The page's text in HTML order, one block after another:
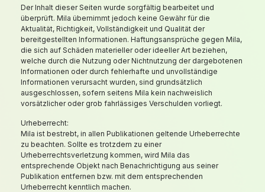
Der Inhalt dieser Seiten wurde sorgfältig bearbeitet und
überprüft. Mila übernimmt jedoch keine Gewähr für die
Aktualität, Richtigkeit, Vollständigkeit und Qualität der
bereitgestellten Informationen. Haftungsansprüche gegen Mila,
die sich auf Schäden materieller oder ideeller Art beziehen,
welche durch die Nutzung oder Nichtnutzung der dargebotenen
Informationen oder durch fehlerhafte und unvollständige
Informationen verursacht wurden, sind grundsätzlich
ausgeschlossen, sofern seitens Mila kein nachweislich
vorsätzlicher oder grob fahrlässiges Verschulden vorliegt.
Urheberrecht:
Mila ist bestrebt, in allen Publikationen geltende Urheberrechte
zu beachten. Sollte es trotzdem zu einer
Urheberrechtsverletzung kommen, wird Mila das
entsprechende Objekt nach Benachrichtigung aus seiner
Publikation entfernen bzw. mit dem entsprechenden
Urheberrecht kenntlich machen.